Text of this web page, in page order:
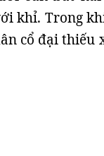
khỉ. Trong
cổ đại thiếu